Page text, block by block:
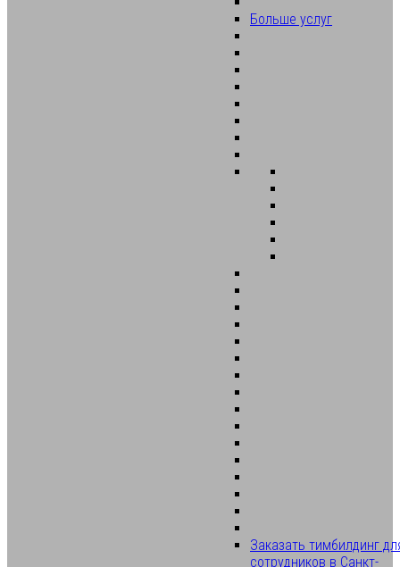
Больше услуг
Заказать тимбилдинг
сотрудников в Санкт-